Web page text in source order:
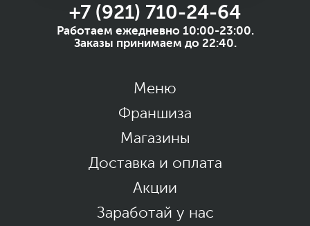
+7 (921) 710-24-64
Работаем ежедневно 10:00-23:00.
Заказы принимаем до 22:40.
Меню
Франшиза
Магазины
Доставка и оплата
Акции
Заработай у нас